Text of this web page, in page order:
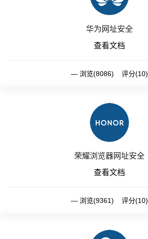
华为网址安全
查看文档
浏览(8086) 评分(10)
荣耀浏览器网址安全
查看文档
浏览(9361) 评分(10)